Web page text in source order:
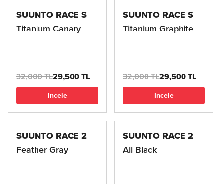
SUUNTO RACE S
Titanium Canary
32,000 TL29,500 TL
İncele
SUUNTO RACE S
Titanium Graphite
32,000 TL29,500 TL
İncele
SUUNTO RACE 2
Feather Gray
SUUNTO RACE 2
All Black